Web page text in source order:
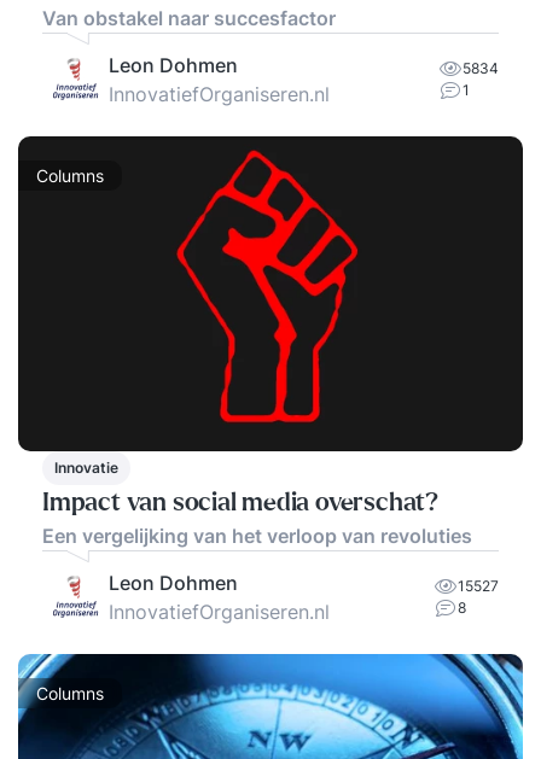
Van obstakel naar succesfactor
Leon Dohmen
InnovatiefOrganiseren.nl
5834
1
Columns
Innovatie
Impact van social media overschat?
Een vergelijking van het verloop van revoluties
Leon Dohmen
InnovatiefOrganiseren.nl
15527
8
Columns